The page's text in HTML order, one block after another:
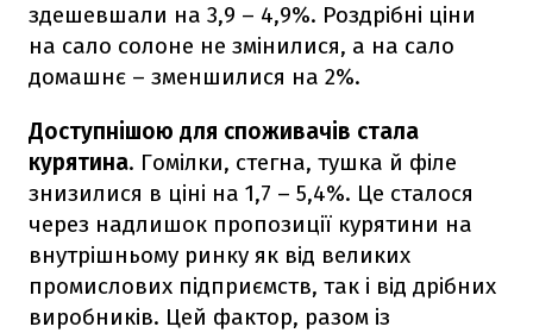
здешевшали на 3,9 – 4,9%. Роздрібні ціни
на сало солоне не змінилися, а на сало
домашнє – зменшилися на 2%.
Доступнішою для споживачів стала
курятина. Гомілки, стегна, тушка й філе
знизилися в ціні на 1,7 – 5,4%. Це сталося
через надлишок пропозиції курятини на
внутрішньому ринку як від великих
промислових підприємств, так і від дрібних
виробників. Цей фактор, разом із